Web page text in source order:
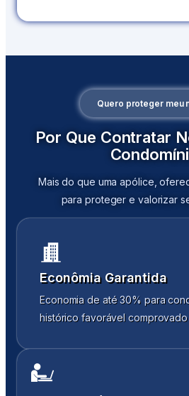
Quero proteger meu
Por Que Contratar
Mais do que uma apólice,
para proteger e valorizar
Econômia Garantida
Economia de até 30% para
histórico favorável comprovado